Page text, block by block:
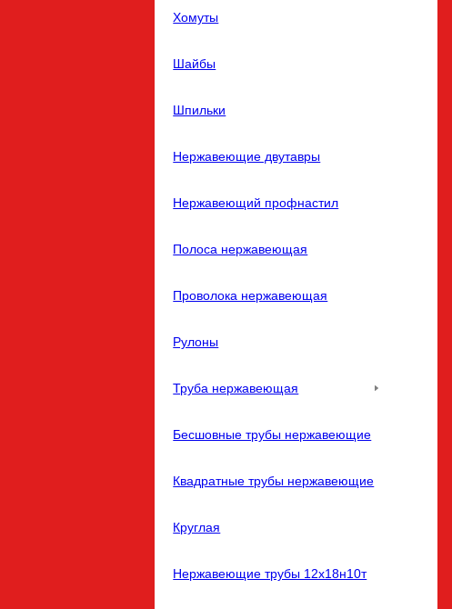
Хомуты
Шайбы
Шпильки
Нержавеющие двутавры
Нержавеющий профнастил
Полоса нержавеющая
Проволока нержавеющая
Рулоны
Труба нержавеющая
Бесшовные трубы нержавеющие
Квадратные трубы нержавеющие
Круглая
Нержавеющие трубы 12х18н10т